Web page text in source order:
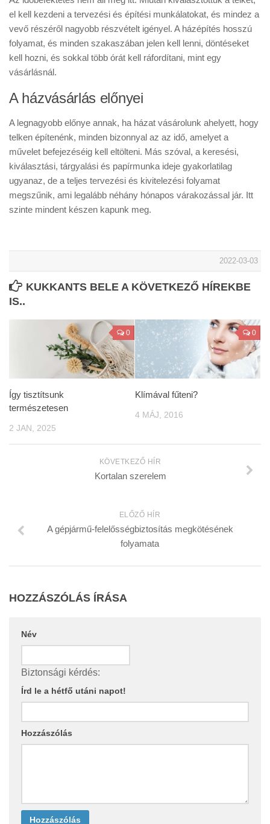
el kell kezdeni a tervezési és építési munkálatokat, és mindez a
vevő részéről nagyobb részvételt igényel. A házépítés hosszú
folyamat, és minden szakaszában jelen kell lenni, döntéseket
kell hozni, és sokkal több órát kell ráfordítani, mint egy
vásárlásnál.
A házvásárlás előnyei
A legnagyobb előnye annak, ha házat vásárolunk ahelyett, hogy
telken építenénk, minden bizonnyal az az idő, amelyet a
művelet befejezéséig kell eltölteni. Más szóval, a keresési,
kiválasztási, tárgyalási és papírmunka ideje gyakorlatilag
ugyanaz, de a teljes tervezési és kivitelezési folyamat
megszűnik, ami legalább néhány hónapos várakozással jár. Itt
szinte mindent készen kapunk meg.
2022-03-03
KUKKANTS BELE A KÖVETKEZŐ HÍREKBE
IS..
0
Így tisztítsunk
természetesen
2 JAN, 2025
0
Klímával fűteni?
4 MÁJ, 2016
KÖVETKEZŐ HÍR
Kortalan szerelem
ELŐZŐ HÍR
A gépjármű-felelősségbiztosítás megkötésének
folyamata
HOZZÁSZÓLÁS ÍRÁSA
Név
Biztonsági kérdés:
Írd le a hétfő utáni napot!
Hozzászólás